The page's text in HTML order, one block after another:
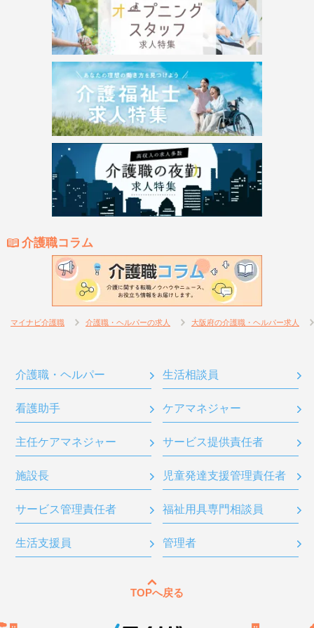
介護職コラム
マイナビ介護職 介護職・ヘルパーの求人 大阪府の介護職・ヘルパー求人
介護職・ヘルパー 生活相談員
看護助手 ケアマネジャー
主任ケアマネジャー サービス提供責任者
施設長 児童発達支援管理責任者
サービス管理責任者 福祉用具専門相談員
生活支援員 管理者
TOPへ戻る